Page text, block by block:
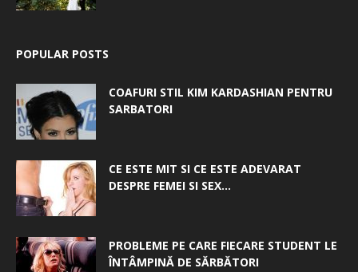
POPULAR POSTS
COAFURI STIL KIM KARDASHIAN PENTRU
SARBATORI
CE ESTE MIT SI CE ESTE ADEVARAT
DESPRE FEMEI SI SEX...
PROBLEME PE CARE FIECARE STUDENT LE
ÎNTÂMPINĂ DE SĂRBĂTORI